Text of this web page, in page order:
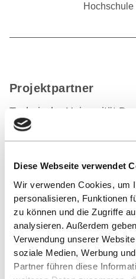
Diese Webseite verwendet
Wir verwenden Cookies, um
personalisieren, Funktionen
zu können und die Zugriffe
analysieren. Außerdem
Verwendung unserer
soziale Medien, Werbung
Partner führen diese
Projektpartner
Technische Universität
Links
Projektwebseite
Projektseite, TU